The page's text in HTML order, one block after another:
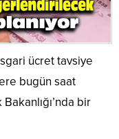
ücret tavsiye
bugün saat
bir